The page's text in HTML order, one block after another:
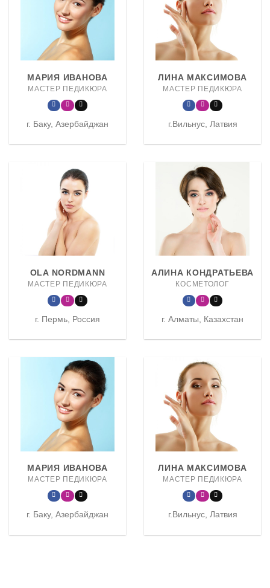
МАРИЯ ИВАНОВА
МАСТЕР ПЕДИКЮРА
г. Баку, Азербайджан
ЛИНА МАКСИМОВА
МАСТЕР ПЕДИКЮРА
г.Вильнус, Латвия
OLA NORDMANN
МАСТЕР ПЕДИКЮРА
г. Пермь, Россия
АЛИНА КОНДРАТЬЕВА
КОСМЕТОЛОГ
г. Алматы, Казахстан
МАРИЯ ИВАНОВА
МАСТЕР ПЕДИКЮРА
г. Баку, Азербайджан
ЛИНА МАКСИМОВА
МАСТЕР ПЕДИКЮРА
г.Вильнус, Латвия